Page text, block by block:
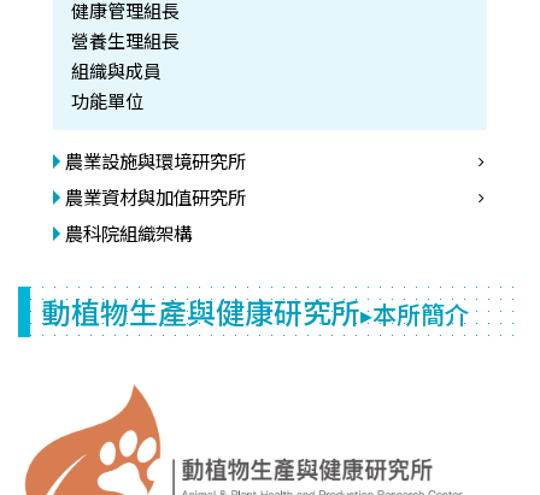
健康管理組長
營養生理組長
組織與成員
功能單位
農業設施與環境研究所
農業資材與加值研究所
農科院組織架構
動植物生產與健康研究所▸本所簡介